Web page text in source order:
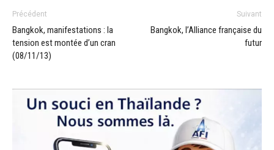
Précédent
Bangkok, manifestations : la
tension est montée d’un cran
(08/11/13)
Suivant
Bangkok, l’Alliance française du
futur